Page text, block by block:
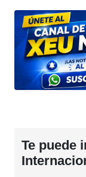
Te puede